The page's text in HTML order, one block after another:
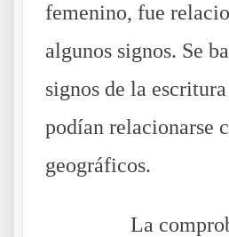
femenino, fue
algunos signos. Se
signos de la escritura
podían relacionarse
geográficos.
La